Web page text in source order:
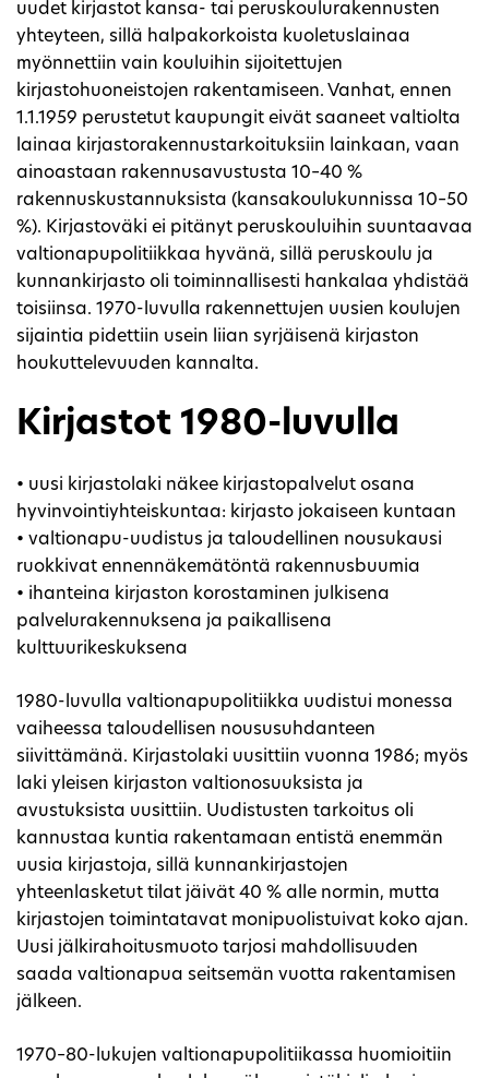
uudet kirjastot kansa- tai peruskoulurakennusten
yhteyteen, sillä halpakorkoista kuoletuslainaa
myönnettiin vain kouluihin sijoitettujen
kirjastohuoneistojen rakentamiseen. Vanhat, ennen
1.1.1959 perustetut kaupungit eivät saaneet valtiolta
lainaa kirjastorakennustarkoituksiin lainkaan, vaan
ainoastaan rakennusavustusta 10–40 %
rakennuskustannuksista (kansakoulukunnissa 10–50
%). Kirjastoväki ei pitänyt peruskouluihin suuntaavaa
valtionapupolitiikkaa hyvänä, sillä peruskoulu ja
kunnankirjasto oli toiminnallisesti hankalaa yhdistää
toisiinsa. 1970-luvulla rakennettujen uusien koulujen
sijaintia pidettiin usein liian syrjäisenä kirjaston
houkuttelevuuden kannalta.
Kirjastot 1980-luvulla
• uusi kirjastolaki näkee kirjastopalvelut osana
hyvinvointiyhteiskuntaa: kirjasto jokaiseen kuntaan
• valtionapu-uudistus ja taloudellinen nousukausi
ruokkivat ennennäkemätöntä rakennusbuumia
• ihanteina kirjaston korostaminen julkisena
palvelurakennuksena ja paikallisena
kulttuurikeskuksena
1980-luvulla valtionapupolitiikka uudistui monessa
vaiheessa taloudellisen noususuhdanteen
siivittämänä. Kirjastolaki uusittiin vuonna 1986; myös
laki yleisen kirjaston valtionosuuksista ja
avustuksista uusittiin. Uudistusten tarkoitus oli
kannustaa kuntia rakentamaan entistä enemmän
uusia kirjastoja, sillä kunnankirjastojen
yhteenlasketut tilat jäivät 40 % alle normin, mutta
kirjastojen toimintatavat monipuolistuivat koko ajan.
Uusi jälkirahoitusmuoto tarjosi mahdollisuuden
saada valtionapua seitsemän vuotta rakentamisen
jälkeen.
1970–80-lukujen valtionapupolitiikassa huomioitiin